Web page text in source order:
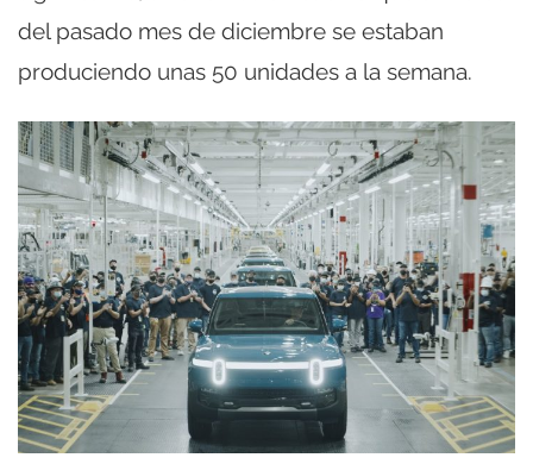
del pasado mes de diciembre se estaban
produciendo unas 50 unidades a la semana.